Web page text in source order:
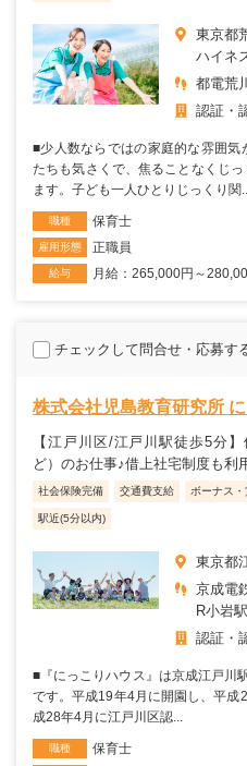
東京都
ハイネ
都電荒
認証・
■少人数ならではの家庭的な雰囲
たちも気さくで、焦ることなくじ
ます。子ども一人ひとりじっくり関
職種 保育士
雇用形態 正職員
給与 月給：265,000円～
チェックして問合せ・応募す
株式会社児島教育研究所
【江戸川区/江戸川駅徒歩5分
ど）のお仕事♪借上社宅制度も
社会保険完備 交通費支給 ボーナス・
駅近(5分以内)
東京都
京成電
R小岩
認証・
■『にっこりハウス』は京成江戸川
です。平成19年4月に開園し、平
成28年4月に江戸川区認...
職種 保育士